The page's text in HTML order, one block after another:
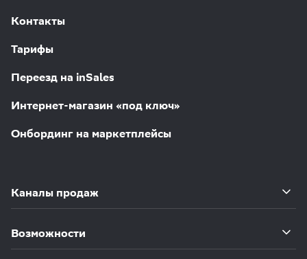
Контакты
Тарифы
Переезд на inSales
Интернет-магазин «под ключ»
Онбординг на маркетплейсы
Каналы продаж
Возможности